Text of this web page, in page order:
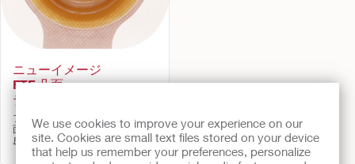
We use cookies to improve your experience on our
site. Cookies are small text files stored on your device
that help us remember your preferences, personalize
ニューイメージ
FTF 凸面
テープ付/全面皮膚保護剤
フレックステンド皮膚保護剤, 凸
面（硬性凸面）型面板, テープ付
皮膚保護剤